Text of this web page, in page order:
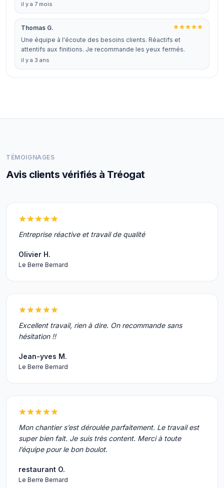
il y a 7 mois
Thomas G.
Une équipe à l'écoute des besoins clients. Réactifs et
attentifs aux finitions. Je recommande les yeux fermés.
il y a 3 ans
TÉMOIGNAGES
Avis clients vérifiés à Tréogat
Entreprise réactive et travail de qualité
Olivier H.
Le Berre Bernard
Excellent travail, rien à dire. On recommande sans
hésitation !!
Jean-yves M.
Le Berre Bernard
Mon chantier s’est déroulée parfaitement. Le travail est
super bien fait. Je suis très content. Merci à toute
l’équipe pour le bon boulot.
restaurant O.
Le Berre Bernard